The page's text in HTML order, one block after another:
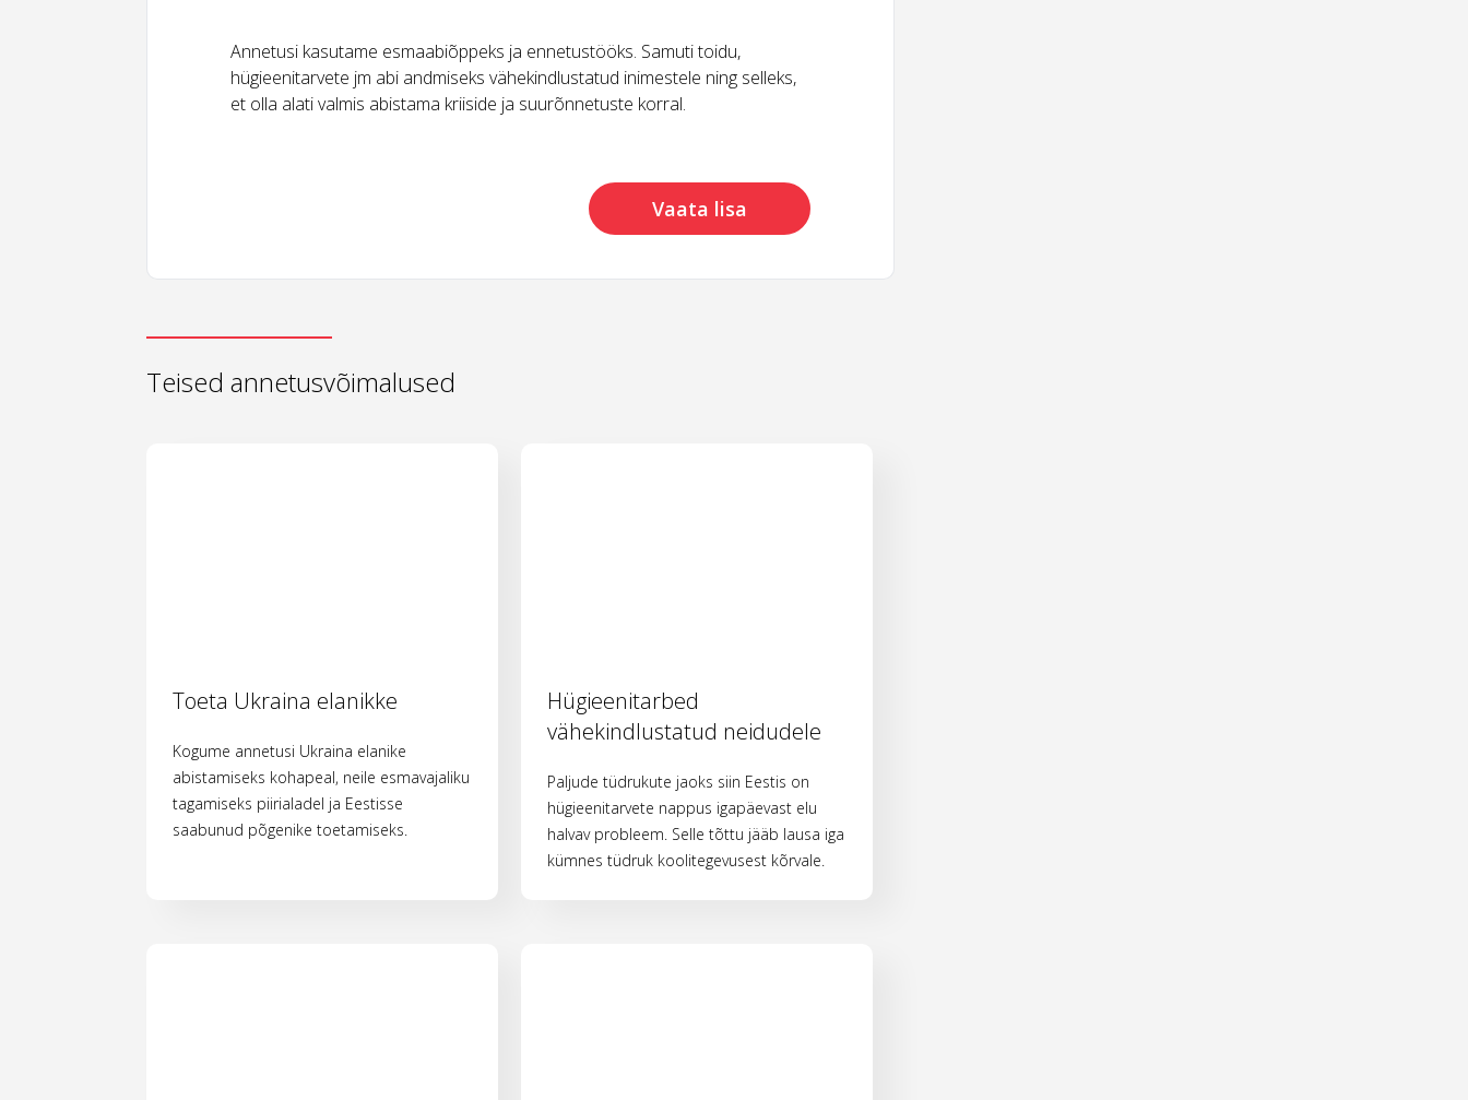
Annetusi kasutame esmaabiõppeks ja ennetustööks. Samuti toidu,
hügieenitarvete jm abi andmiseks vähekindlustatud inimestele ning selleks,
et olla alati valmis abistama kriiside ja suurõnnetuste korral.
Vaata lisa
Teised annetusvõimalused
Toeta Ukraina elanikke
Kogume annetusi Ukraina elanike
abistamiseks kohapeal, neile esmavajaliku
tagamiseks piirialadel ja Eestisse
saabunud põgenike toetamiseks.
Hügieenitarbed
vähekindlustatud neidudele
Paljude tüdrukute jaoks siin Eestis on
hügieenitarvete nappus igapäevast elu
halvav probleem. Selle tõttu jääb lausa iga
kümnes tüdruk koolitegevusest kõrvale.